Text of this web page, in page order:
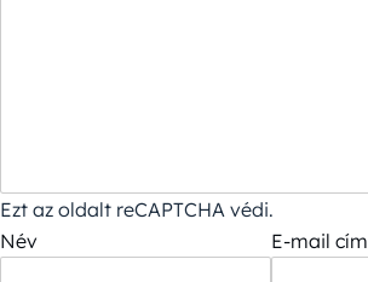
Ezt az oldalt reCAPTCHA védi.
Név
E-mail cím